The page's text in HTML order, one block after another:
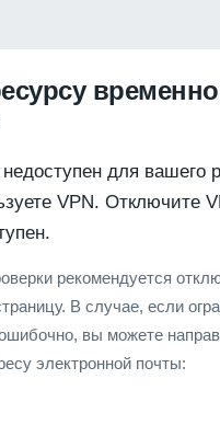
временно
для вашего
VPN. Отключите
рекомендуется
В случае, если
вы можете
электронной почты: